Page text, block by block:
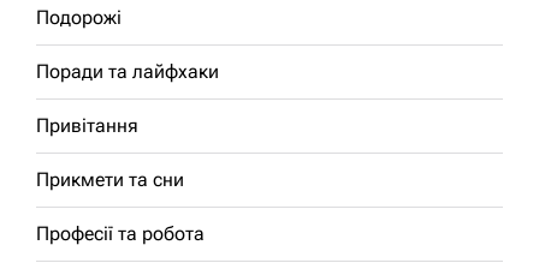
Подорожі
Поради та лайфхаки
Привітання
Прикмети та сни
Професії та робота